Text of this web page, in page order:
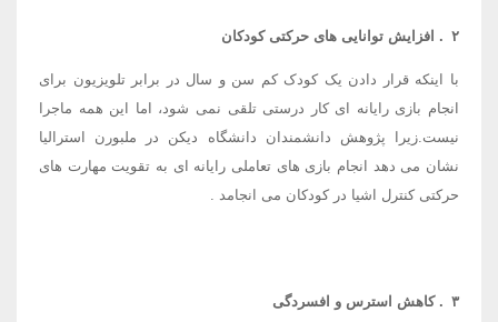
۲ . افزایش توانایی های حرکتی کودکان
با اینکه قرار دادن یک کودک کم سن و سال در برابر تلویزیون برای
انجام بازی رایانه ای کار درستی تلقی نمی شود، اما این همه ماجرا
نیست.زیرا پژوهش دانشمندان دانشگاه دیکن در ملبورن استرالیا
نشان می دهد انجام بازی های تعاملی رایانه ای به تقویت مهارت های
حرکتی کنترل اشیا در کودکان می انجامد .
۳ .کاهش استرس و افسردگی